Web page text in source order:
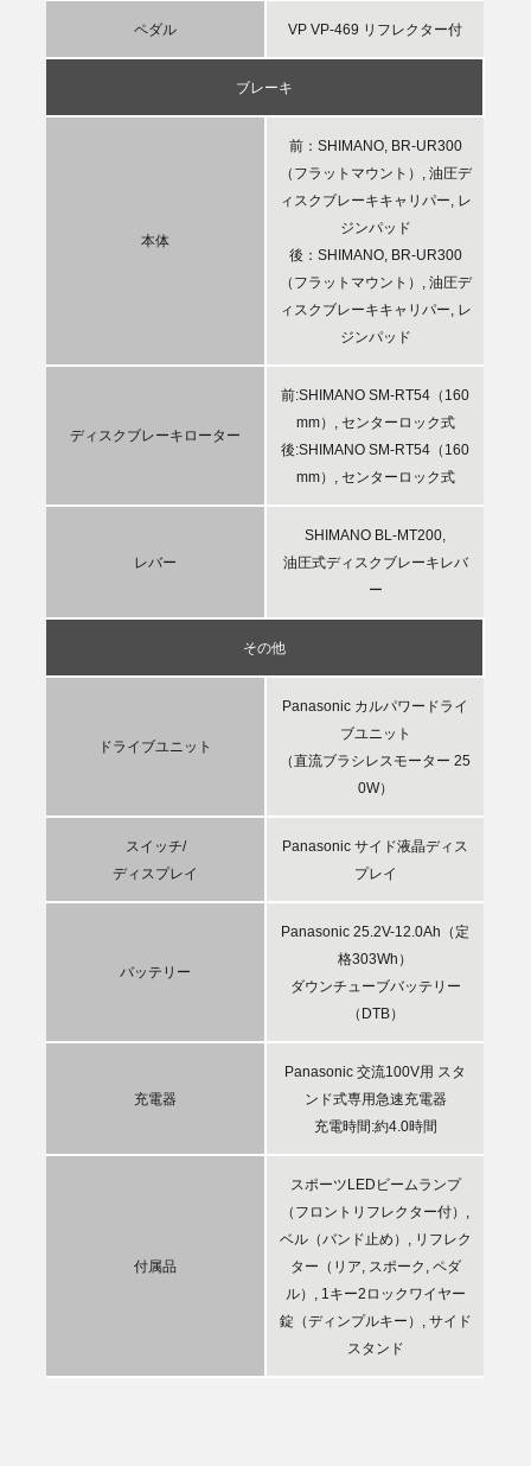
ペダル VP VP-469 リフレクター付
ブレーキ
本体
前：SHIMANO, BR-UR300
（フラットマウント）, 油圧デ
ィスクブレーキキャリパー, レ
ジンパッド
後：SHIMANO, BR-UR300
（フラットマウント）, 油圧デ
ィスクブレーキキャリパー, レ
ジンパッド
ディスクブレーキローター
前:SHIMANO SM-RT54（160
mm）, センターロック式
後:SHIMANO SM-RT54（160
mm）, センターロック式
レバー
SHIMANO BL-MT200,
油圧式ディスクブレーキレバ
ー
その他
ドライブユニット
Panasonic カルパワードライ
ブユニット
（直流ブラシレスモーター 25
0W）
スイッチ/
ディスプレイ
Panasonic サイド液晶ディス
プレイ
バッテリー
Panasonic 25.2V-12.0Ah（定
格303Wh）
ダウンチューブバッテリー
（DTB）
充電器
Panasonic 交流100V用 スタ
ンド式専用急速充電器
充電時間:約4.0時間
付属品
スポーツLEDビームランプ
（フロントリフレクター付）,
ベル（バンド止め）, リフレク
ター（リア, スポーク, ペダ
ル）, 1キー2ロックワイヤー
錠（ディンプルキー）, サイド
スタンド